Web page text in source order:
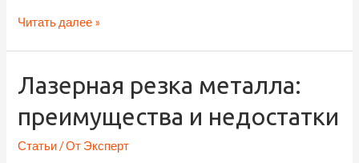
Процесс
Читать далее »
Лазерная резка металла:
преимущества и недостатки
Статьи/ От Эксперт